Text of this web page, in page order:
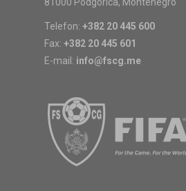
Telefon: +382 20 445 600
Fax: +382 20 445 601
E-mail: info@fscg.me